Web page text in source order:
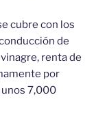
cubre con los
de
renta de
por
7,000